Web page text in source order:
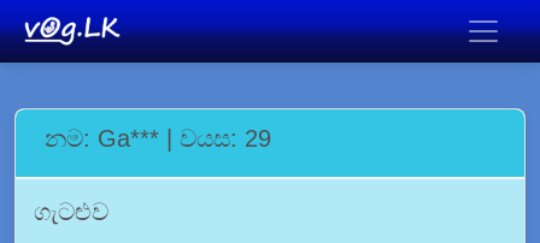
නම: Ga*** | වයස: 29
ගැටළුව